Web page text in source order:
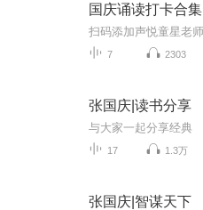
国庆诵读打卡合集
7 2303
张国庆|读书分享
与大家一起分享经典
17 1.3万
张国庆|智谋天下